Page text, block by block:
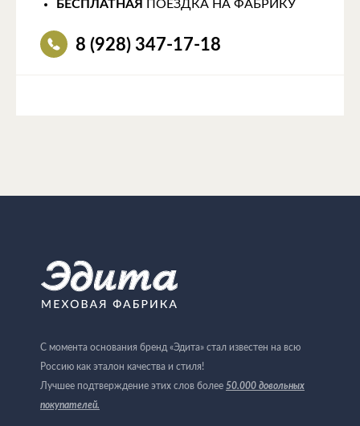
БЕСПЛАТНАЯ
ПОЕЗДКА НА ФАБРИКУ
8 (928) 347-17-18
С момента основания бренд «Эдита» стал известен на всю
Россию как эталон качества и стиля!
Лучшее подтверждение этих слов более 50.000 довольных
покупателей.